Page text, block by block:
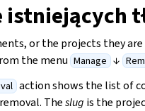
istniejących
or the projects they
the menu Manage ↓
action shows the list of
Theslug is the